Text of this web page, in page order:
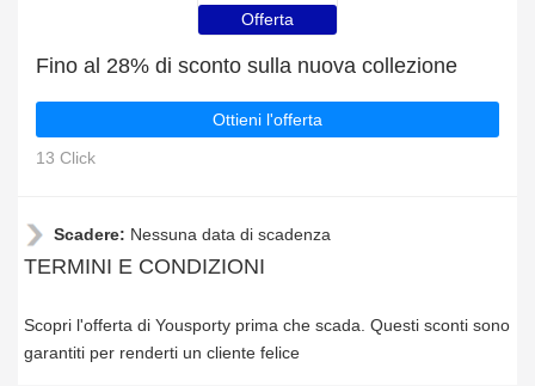
Offerta
Fino al 28% di sconto sulla nuova collezione
Ottieni l'offerta
13 Click
Scadere: Nessuna data di scadenza
TERMINI E CONDIZIONI
Scopri l'offerta di Yousporty prima che scada. Questi sconti sono
garantiti per renderti un cliente felice